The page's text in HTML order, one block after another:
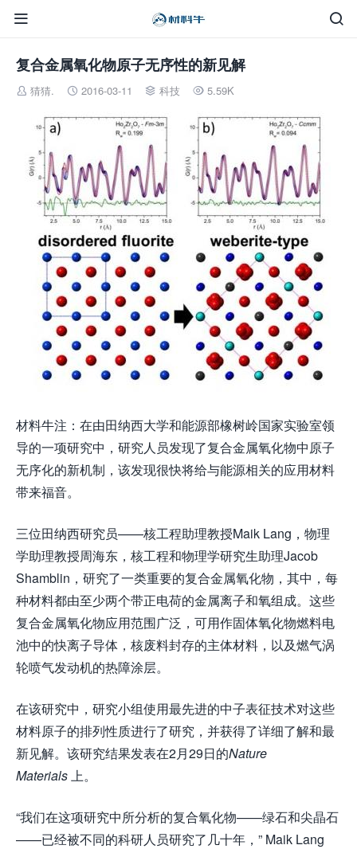


复合金属氧化物原子无序性的新见解
 猜猜.  2016-03-11  科技  5.59K
材料牛注：在由田纳西大学和能源部橡树岭国家实验室领
导的一项研究中，研究人员发现了复合金属氧化物中原子
无序化的新机制，该发现很快将给与能源相关的应用材料
带来福音。
三位田纳西研究员——核工程助理教授Maik Lang，物理
学助理教授周海东，核工程和物理学研究生助理Jacob
Shamblin，研究了一类重要的复合金属氧化物，其中，每
种材料都由至少两个带正电荷的金属离子和氧组成。这些
复合金属氧化物应用范围广泛，可用作固体氧化物燃料电
池中的快离子导体，核废料封存的主体材料，以及燃气涡
轮喷气发动机的热障涂层。
在该研究中，研究小组使用最先进的中子表征技术对这些
材料原子的排列性质进行了研究，并获得了详细了解和最
新见解。该研究结果发表在2月29日的Nature
Materials上。
“我们在这项研究中所分析的复合氧化物——绿石和尖晶石
——已经被不同的科研人员研究了几十年，” Maik Lang